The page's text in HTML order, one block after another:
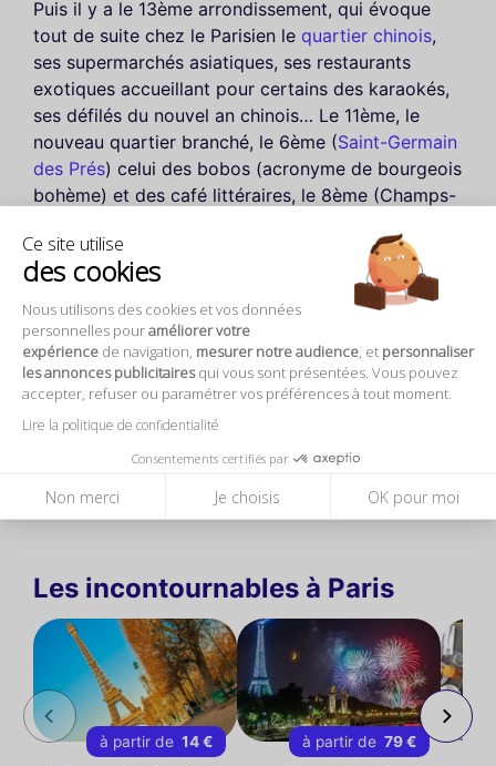
Ce site utilise
des cookies
Nous utilisons des cookies et vos données
personnelles pouraméliorer votre
expérience de navigation, mesurer notre audience , et personnaliser
les annonces publicitairesqui vous sont présentées. Vous pouvez
accepter, refuser ou paramétrer vos préférences à tout moment.
Lire la politique de confidentialité
Consentements certifiés par
Non merci Je choisis OK pour moi
Puis il y a le 13ème arrondissement, qui évoque
tout de suite chez le Parisien le quartier chinois,
ses supermarchés asiatiques, ses restaurants
exotiques accueillant pour certains des karaokés,
ses défilés du nouvel an chinois… Le 11ème, le
nouveau quartier branché, le 6ème (Saint-Germain
des Prés) celui des bobos (acronyme de bourgeois
bohème) et des café littéraires, le 8ème (Champs-
arrondissement, son cliché… Et ses exceptions qui
confirment la règle.
Découvrez tous les arrondissements grâce à nos
visites guidées à Parisou encore unecroisière sur
la Seine.
Les incontournables à Paris
à partir de 14 € à partir de 79 €